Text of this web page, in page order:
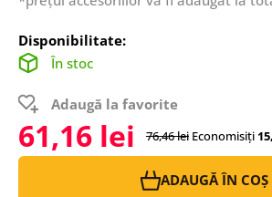
Disponibilitate:
În stoc
Adaugă la favorite
61,16 lei 76,46 lei Economisiți
ADAUGĂ ÎN COȘ